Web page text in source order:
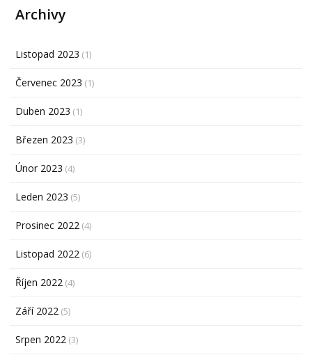
Archivy
Listopad 2023 (1)
Červenec 2023 (1)
Duben 2023 (1)
Březen 2023 (3)
Únor 2023 (4)
Leden 2023 (5)
Prosinec 2022 (4)
Listopad 2022 (6)
Říjen 2022 (4)
Září 2022 (5)
Srpen 2022 (3)